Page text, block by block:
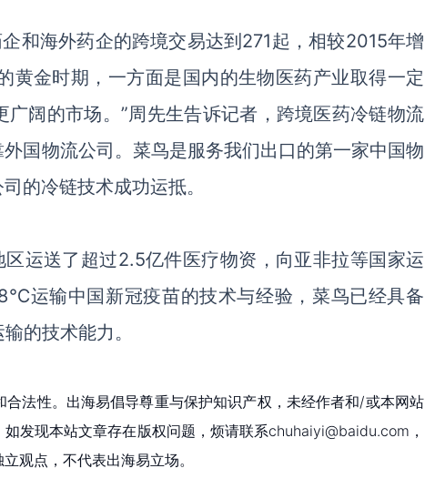
和海外药企的跨境交易达到271起，相较2015年增
黄金时期，一方面是国内的生物医药产业取得一定
阔的市场。”周先生告诉记者，跨境医药冷链物流
国物流公司。菜鸟是服务我们出口的第一家中国物
的冷链技术成功运抵。
运送了超过2.5亿件医疗物资，向亚非拉等国家运
运输中国新冠疫苗的技术与经验，菜鸟已经具备
的技术能力。
法性。出海易倡导尊重与保护知识产权，未经作者和/或本网站
发现本站文章存在版权问题，烦请联系chuhaiyi@baidu.com，
观点，不代表出海易立场。